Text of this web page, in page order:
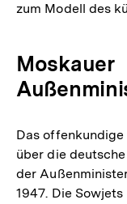
zum Modell des
Moskauer
Das
über die
der
1947. Die